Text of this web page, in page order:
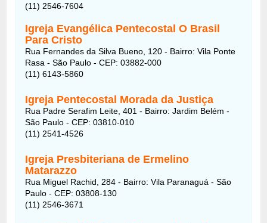
(11) 2546-7604
Igreja Evangélica Pentecostal O Brasil
Para Cristo
Rua Fernandes da Silva Bueno, 120 - Bairro: Vila Ponte
Rasa - São Paulo - CEP: 03882-000
(11) 6143-5860
Igreja Pentecostal Morada da Justiça
Rua Padre Serafim Leite, 401 - Bairro: Jardim Belém -
São Paulo - CEP: 03810-010
(11) 2541-4526
Igreja Presbiteriana de Ermelino
Matarazzo
Rua Miguel Rachid, 284 - Bairro: Vila Paranaguá - São
Paulo - CEP: 03808-130
(11) 2546-3671